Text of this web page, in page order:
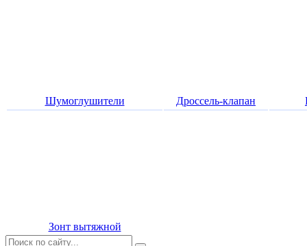
Шумоглушители Дроссель-клапан
Зонт вытяжной